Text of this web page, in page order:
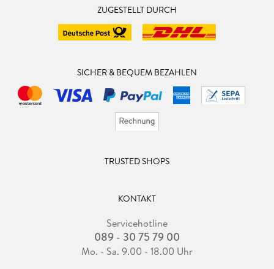
ZUGESTELLT DURCH
SICHER & BEQUEM BEZAHLEN
TRUSTED SHOPS
KONTAKT
Servicehotline
089 - 30 75 79 00
Mo. - Sa. 9.00 - 18.00 Uhr